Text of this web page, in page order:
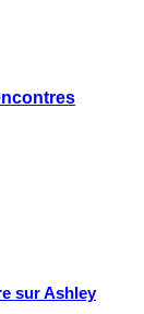
sur Ashley